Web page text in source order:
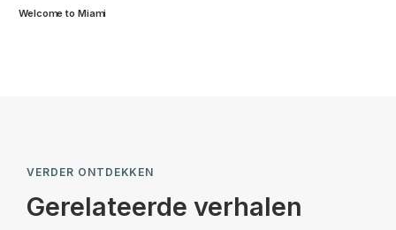
Welcome to Miami
VERDER ONTDEKKEN
Gerelateerde verhalen